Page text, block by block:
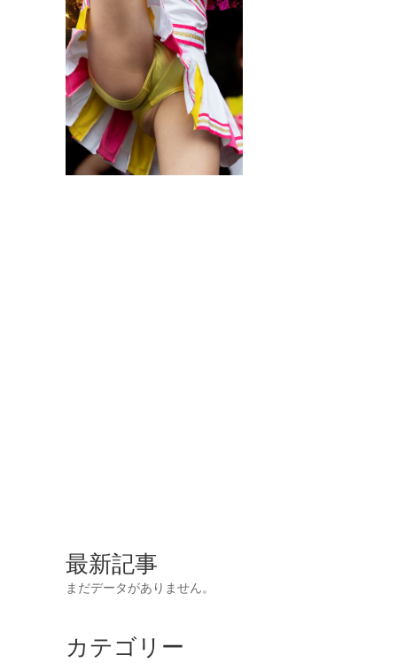
最新記事
まだデータがありません。
カテゴリー